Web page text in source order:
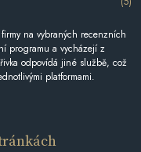
na vybraných recenzních
programu a vycházejí z
odpovídá jiné službě, což
platformami.